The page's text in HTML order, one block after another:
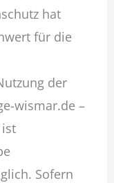
hat
für die
der
wismar.de –
ist
Sofern